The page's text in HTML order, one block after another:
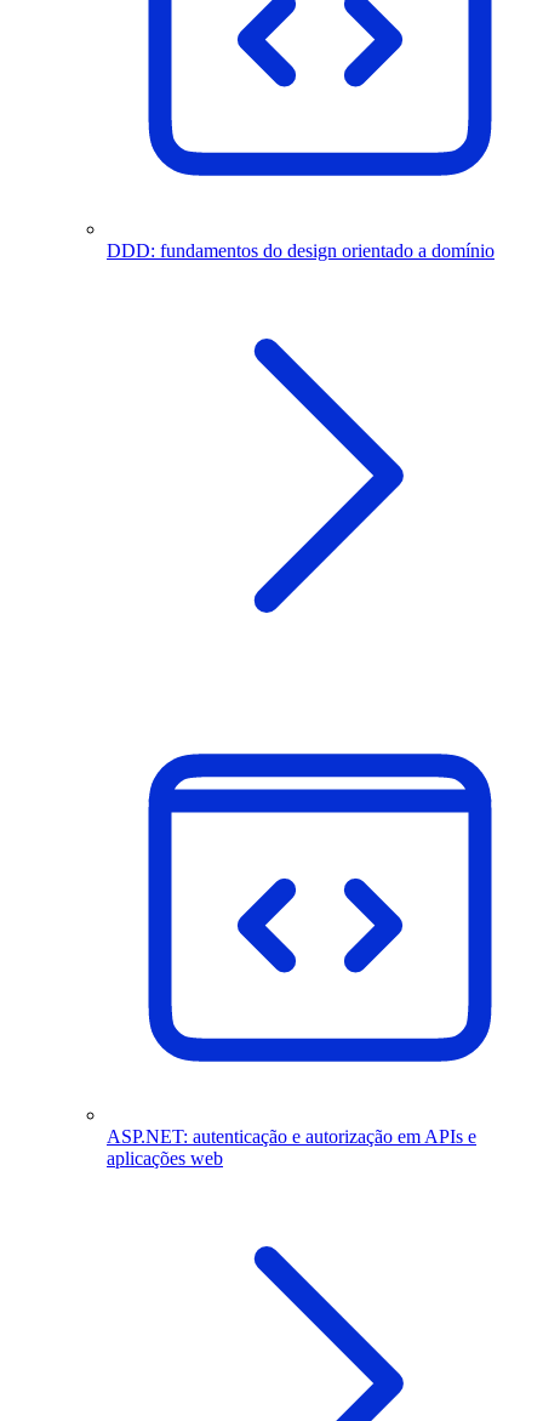
DDD: fundamentos do design orientado a domínio
ASP.NET: autenticação e autorização em APIs e
aplicações web